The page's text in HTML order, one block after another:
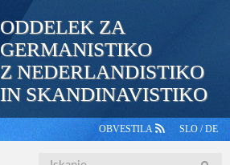
ODDELEK ZA
GERMANISTIKO
Z NEDERLANDISTIKO
IN SKANDINAVISTIKO
OBVESTILA SLO /DE
Iskanje